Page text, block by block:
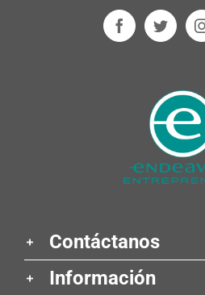
Contáctanos
Información